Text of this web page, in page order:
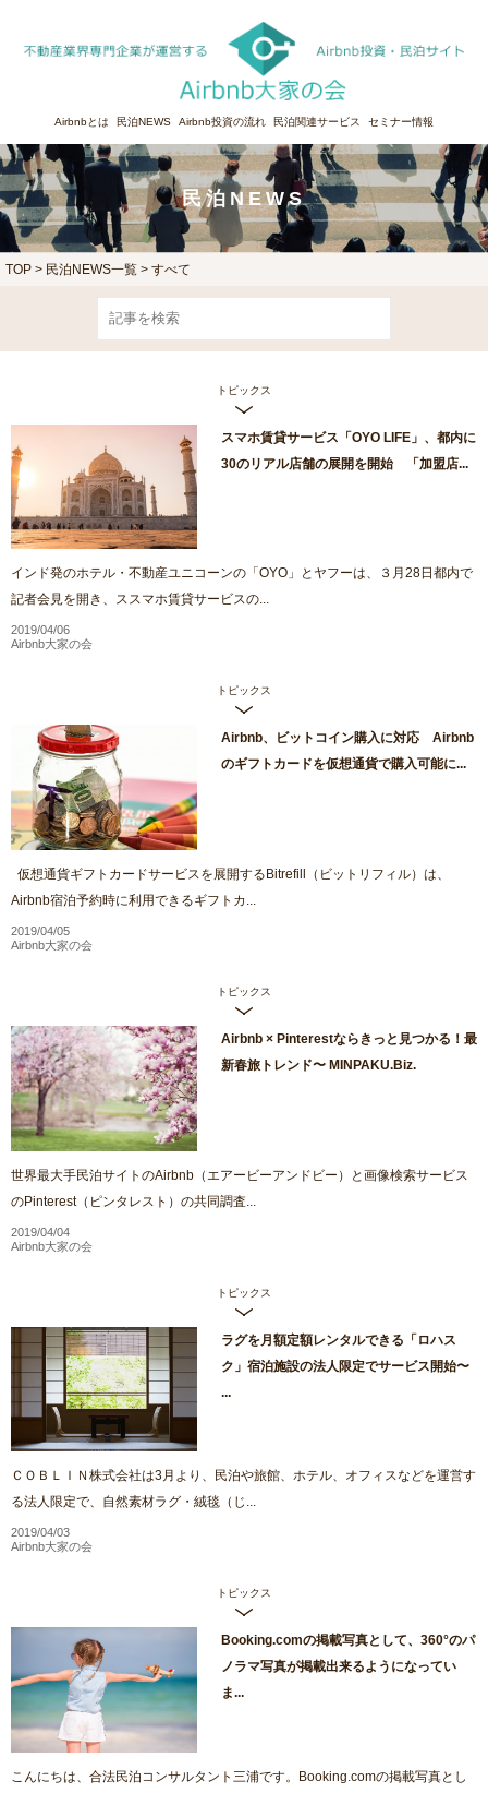
Airbnbとは 民泊NEWS Airbnb投資の流れ 民泊関連サービス セミナー情報
民泊NEWS
TOP > 民泊NEWS一覧 > すべて
トピックス
スマホ賃貸サービス「OYO LIFE」、都内に
30のリアル店舗の展開を開始 「加盟店...
インド発のホテル・不動産ユニコーンの「OYO」とヤフーは、３月28日都内で
記者会見を開き、ススマホ賃貸サービスの...
2019/04/06
Airbnb大家の会
トピックス
Airbnb、ビットコイン購入に対応 Airbnb
のギフトカードを仮想通貨で購入可能に...
仮想通貨ギフトカードサービスを展開するBitrefill（ビットリフィル）は、
Airbnb宿泊予約時に利用できるギフトカ...
2019/04/05
Airbnb大家の会
トピックス
Airbnb × Pinterestならきっと見つかる！最
新春旅トレンド〜 MINPAKU.Biz.
世界最大手民泊サイトのAirbnb（エアービーアンドビー）と画像検索サービス
のPinterest（ピンタレスト）の共同調査...
2019/04/04
Airbnb大家の会
トピックス
ラグを月額定額レンタルできる「ロハス
ク」宿泊施設の法人限定でサービス開始〜
...
ＣＯＢＬＩＮ株式会社は3月より、民泊や旅館、ホテル、オフィスなどを運営す
る法人限定で、自然素材ラグ・絨毯（じ...
2019/04/03
Airbnb大家の会
トピックス
Booking.comの掲載写真として、360°のパ
ノラマ写真が掲載出来るようになってい
ま...
こんにちは、合法民泊コンサルタント三浦です。Booking.comの掲載写真とし